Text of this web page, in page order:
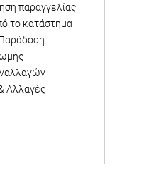
παραγγελίας
το κατάστημα
Αλλαγές